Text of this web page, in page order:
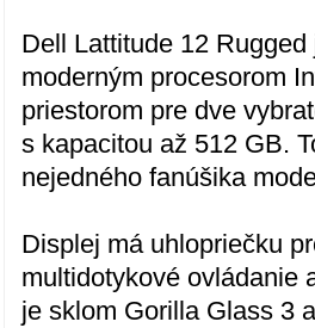
Dell Lattitude 12
moderným procesorom
priestorom pre dve
s kapacitou až 512 GB.
nejedného fanúšika
Displej má uhlopriečku
multidotykové ovládanie
je sklom Gorilla Glass 3